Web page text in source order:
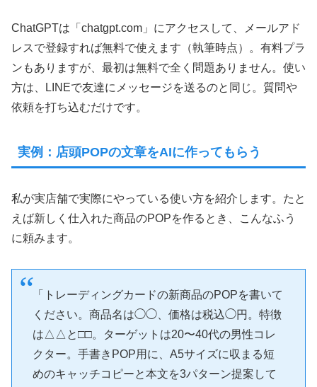
ChatGPTは「chatgpt.com」にアクセスして、メールアド
レスで登録すれば無料で使えます（執筆時点）。有料プラ
ンもありますが、最初は無料で全く問題ありません。使い
方は、LINEで友達にメッセージを送るのと同じ。質問や
依頼を打ち込むだけです。
実例：店頭POPの文章をAIに作ってもらう
私が実店舗で実際にやっている使い方を紹介します。たと
えば新しく仕入れた商品のPOPを作るとき、こんなふう
に頼みます。
「トレーディングカードの新商品のPOPを書いて
ください。商品名は◯◯、価格は税込◯円。特徴
は△△と□□。ターゲットは20〜40代の男性コレ
クター。手書きPOP用に、A5サイズに収まる短
めのキャッチコピーと本文を3パターン提案して